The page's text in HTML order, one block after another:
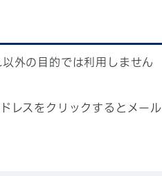
外の目的では利用しません
レスをクリックするとメール